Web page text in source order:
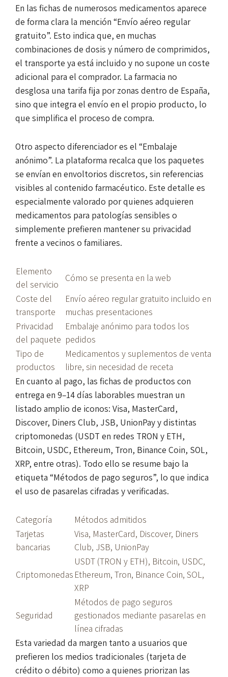
En las fichas de numerosos medicamentos aparece
de forma clara la mención “Envío aéreo regular
gratuito”. Esto indica que, en muchas
combinaciones de dosis y número de comprimidos,
el transporte ya está incluido y no supone un coste
adicional para el comprador. La farmacia no
desglosa una tarifa fija por zonas dentro de España,
sino que integra el envío en el propio producto, lo
que simplifica el proceso de compra.
Otro aspecto diferenciador es el “Embalaje
anónimo”. La plataforma recalca que los paquetes
se envían en envoltorios discretos, sin referencias
visibles al contenido farmacéutico. Este detalle es
especialmente valorado por quienes adquieren
medicamentos para patologías sensibles o
simplemente prefieren mantener su privacidad
frente a vecinos o familiares.
Elemento
del servicio
Cómo se presenta en la web
Coste del
transporte
Envío aéreo regular gratuito incluido en
muchas presentaciones
Privacidad
del paquete
Embalaje anónimo para todos los
pedidos
Tipo de
productos
Medicamentos y suplementos de venta
libre, sin necesidad de receta
En cuanto al pago, las fichas de productos con
entrega en 9–14 días laborables muestran un
listado amplio de iconos: Visa, MasterCard,
Discover, Diners Club, JSB, UnionPay y distintas
criptomonedas (USDT en redes TRON y ETH,
Bitcoin, USDC, Ethereum, Tron, Binance Coin, SOL,
XRP, entre otras). Todo ello se resume bajo la
etiqueta “Métodos de pago seguros”, lo que indica
el uso de pasarelas cifradas y verificadas.
Categoría
Métodos admitidos
Tarjetas
bancarias
Visa, MasterCard, Discover, Diners
Club, JSB, UnionPay
Criptomonedas
USDT (TRON y ETH), Bitcoin, USDC,
Ethereum, Tron, Binance Coin, SOL,
XRP
Seguridad
Métodos de pago seguros
gestionados mediante pasarelas en
línea cifradas
Esta variedad da margen tanto a usuarios que
prefieren los medios tradicionales (tarjeta de
crédito o débito) como a quienes priorizan las